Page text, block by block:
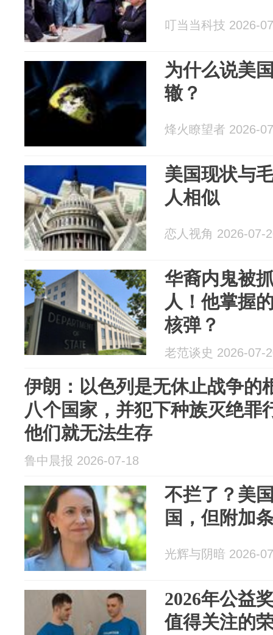
叮当当科技 2026-
为什么说美
辙？
烽火瞭望者 2026-
美国现状与
人相似
恋人视角 2026-07-
华裔内鬼被
人！他掌握
核弹？
老范谈史 2026-07-
伊朗：以色列是无休止战争的
八个国家，并犯下种族灭绝罪
他们就无法生存
鲁中晨报 2026-07-18
不拦了？美
国，但附加
光辉与阴暗 2026-
2026年公益
值得关注的